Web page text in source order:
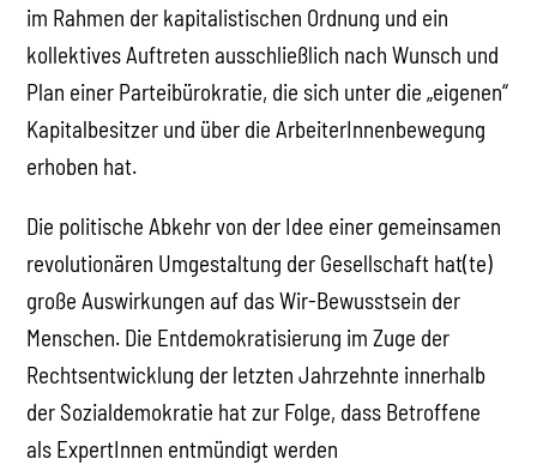
im Rahmen der kapitalistischen Ordnung und ein
kollektives Auftreten ausschließlich nach Wunsch und
Plan einer Parteibürokratie, die sich unter die „eigenen“
Kapitalbesitzer und über die ArbeiterInnenbewegung
erhoben hat.
Die politische Abkehr von der Idee einer gemeinsamen
revolutionären Umgestaltung der Gesellschaft hat(te)
große Auswirkungen auf das Wir-Bewusstsein der
Menschen. Die Entdemokratisierung im Zuge der
Rechtsentwicklung der letzten Jahrzehnte innerhalb
der Sozialdemokratie hat zur Folge, dass Betroffene
als ExpertInnen entmündigt werden